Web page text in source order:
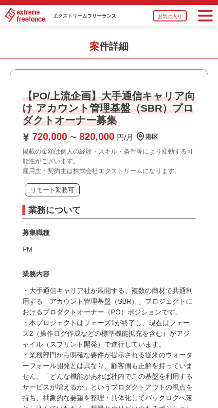
エクストリームフリーランス お気に入り
案件詳細
【PO/上流企画】大手通信キャリア向
け アカウント管理基盤（SBR）プロ
ダクトオーナー募集
720,000 〜 820,000 円/月
港区
掲載の金額は個人の経験・スキル・条件等により変動する可
能性がございます。
雇用主・契約主は株式会社エクストリームになります。
リモート勤務可
業務について
募集職種
PM
業務内容
・大手通信キャリア社が展開する、複数の商材で共通利
用する「アカウント管理基盤（SBR）」プロジェクトに
おけるプロダクトオーナー（PO）ポジションです。
・本プロジェクトはフェーズ1が終了し、現在はフェー
ズ2（操作ログ作成などの標準機能拡充を含む）がアジ
ャイル（スプリント開発）で進行しています。
・業務部門から明確な要件が提示される従来のウォータ
ーフォール開発とは異なり、顧客側も正解を持っていま
せん。「どんな機能があれば社内でこの基盤を利用する
サービスが増えるか」というプロダクトアウトの視点を
持ち、抽象的な要望を整理・具体化してバックログへ落